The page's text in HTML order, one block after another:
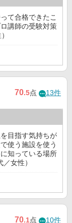
て合格できたこ
講師の受験対策
70.5点 13件
目指す気持ちが
使う施設を使う
知っている場所
女性）
70.1点 10件